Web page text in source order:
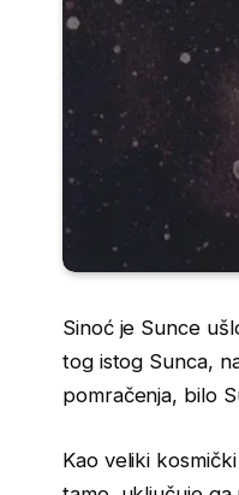
Sinoć je Sunce
tog istog Sunca,
pomračenja, bilo
Kao veliki